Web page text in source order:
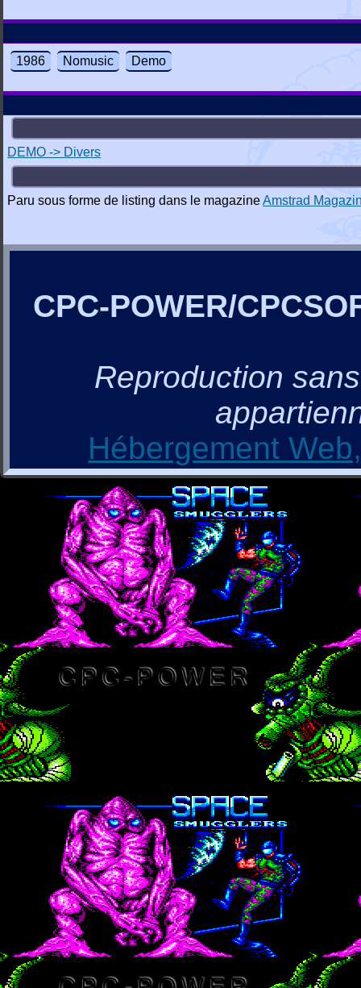
1986 Nomusic Demo
DEMO -> Divers
Paru sous forme de listing dans le magazineAmstrad
CPC-POWER/
Reproduction
Hébergement